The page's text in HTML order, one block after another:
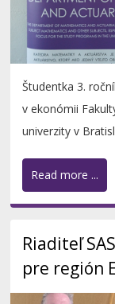
Študentka 3.
v ekonómii
univerzity v
Read more ...
Riaditeľ
pre región